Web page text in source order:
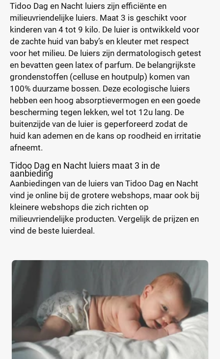
Tidoo Dag en Nacht luiers zijn efficiënte en
milieuvriendelijke luiers. Maat 3 is geschikt voor
kinderen van 4 tot 9 kilo. De luier is ontwikkeld voor
de zachte huid van baby’s en kleuter met respect
voor het milieu. De luiers zijn dermatologisch getest
en bevatten geen latex of parfum. De belangrijkste
grondenstoffen (celluse en houtpulp) komen van
100% duurzame bossen. Deze ecologische luiers
hebben een hoog absorptievermogen en een goede
bescherming tegen lekken, wel tot 12u lang. De
buitenzijde van de luier is geperforeerd zodat de
huid kan ademen en de kans op roodheid en irritatie
afneemt.
Tidoo Dag en Nacht luiers maat 3 in de
aanbieding
Aanbiedingen van de luiers van Tidoo Dag en Nacht
vind je online bij de grotere webshops, maar ook bij
kleinere webshops die zich richten op
milieuvriendelijke producten. Vergelijk de prijzen en
vind de beste luierdeal.